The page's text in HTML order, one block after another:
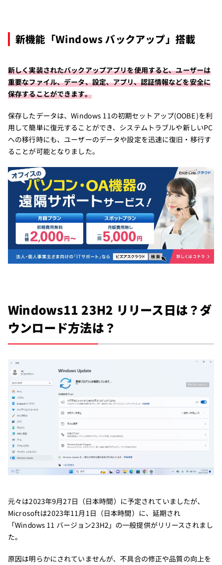
新機能「Windows バックアップ」搭載
新しく実装されたバックアップアプリを使用すると、ユーザーは
重要なファイル、データ、設定、アプリ、認証情報などを安全に
保存することができます。
保存したデータは、Windows 11の初期セットアップ(OOBE)を利
用して簡単に復元することができ、システムトラブルや新しいPC
への移行時にも、ユーザーのデータや設定を迅速に復旧・移行す
ることが可能となりました。
Windows11 23H2 リリース日は？ダ
ウンロード方法は？
元々は2023年9月27日（日本時間）に予定されていましたが、
Microsoftは2023年11月1日（日本時間）に、延期され
「Windows 11 バージョン23H2」の一般提供がリリースされまし
た。
原因は明らかにされていませんが、不具合の修正や品質の向上を